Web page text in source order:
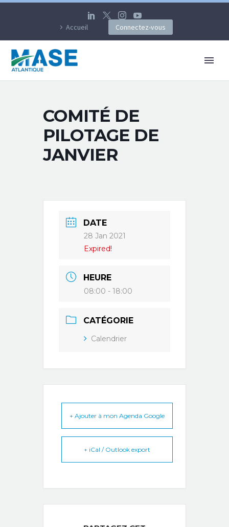
Accueil Connectez-vous
COMITÉ DE
PILOTAGE DE
JANVIER
DATE
28 Jan 2021
Expired!
HEURE
08:00 - 18:00
CATÉGORIE
Calendrier
+ Ajouter à mon Agenda Google
+ iCal / Outlook export